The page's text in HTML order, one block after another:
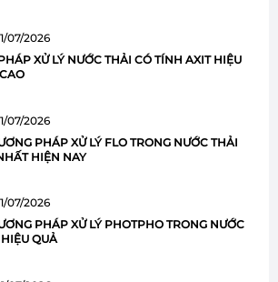
07/2026
XỬ LÝ NƯỚC THẢI CÓ TÍNH AXIT HIỆU
07/2026
PHÁP XỬ LÝ FLO TRONG NƯỚC THẢI
HIỆN NAY
07/2026
PHÁP XỬ LÝ PHOTPHO TRONG NƯỚC
QUẢ